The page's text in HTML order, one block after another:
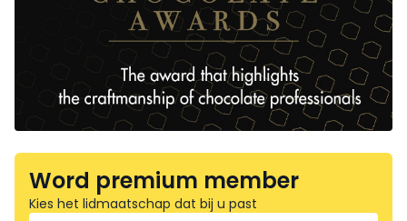
Word premium member
Kies het lidmaatschap dat bij u past